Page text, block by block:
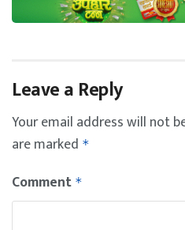
Leave a Reply
Your email address will not
are marked *
Comment *